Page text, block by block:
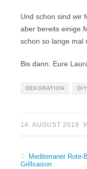
Und schon sind wir
aber bereits einige
schon so lange mal
Bis dann. Eure
DEKORATION DIY
14. AUGUST 2019
Mediterraner
Grillsaison